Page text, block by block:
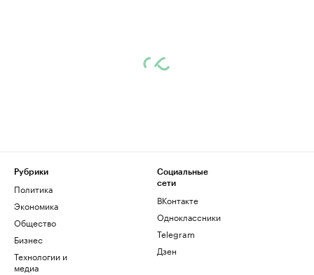
Рубрики
Политика
Экономика
Общество
Бизнес
Технологии и
медиа
Социальные
сети
ВКонтакте
Одноклассники
Telegram
Дзен